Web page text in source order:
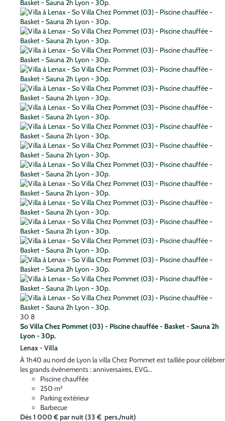
30 8
So Villa Chez Pommet (03) - Piscine chauffée - Basket - Sauna 2h
Lyon - 30p.
Lenax - Villa
À 1h40 au nord de Lyon la villa Chez Pommet est taillée pour célébrer
les grands évènements : anniversaires, EVG...
Piscine chauffée
250 m²
Parking extérieur
Barbecue
Dès1 000 €par nuit(33 € pers./nuit)